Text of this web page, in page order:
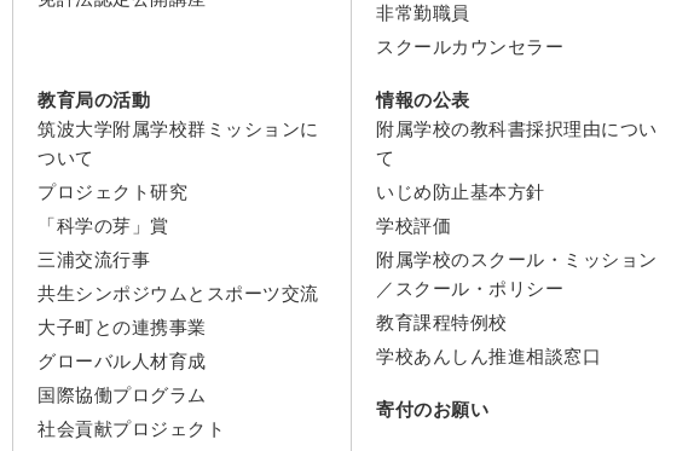
非常勤職員
スクールカウンセラー
教育局の活動
筑波大学附属学校群ミッションに
ついて
プロジェクト研究
「科学の芽」賞
三浦交流行事
共生シンポジウムとスポーツ交流
大子町との連携事業
グローバル人材育成
国際協働プログラム
社会貢献プロジェクト
情報の公表
附属学校の教科書採択理由につい
て
いじめ防止基本方針
学校評価
附属学校のスクール・ミッション
／スクール・ポリシー
教育課程特例校
学校あんしん推進相談窓口
寄付のお願い